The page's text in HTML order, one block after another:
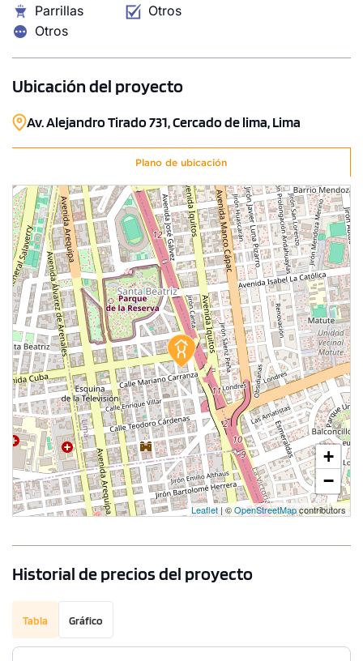
Parrillas
Otros
Otros
Ubicación del proyecto
Av. Alejandro Tirado 731, Cercado de lima, Lima
Plano de ubicación
+
−
Leaflet | ©OpenStreetMapcontributors
Historial de precios del proyecto
Tabla Gráfico